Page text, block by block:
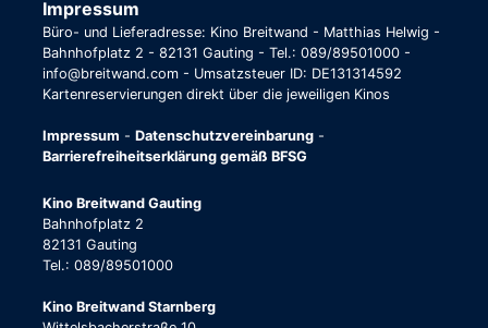
Impressum
Büro- und Lieferadresse: Kino Breitwand - Matthias Helwig -
Bahnhofplatz 2 - 82131 Gauting - Tel.: 089/89501000 -
info@breitwand.com - Umsatzsteuer ID: DE131314592
Kartenreservierungen direkt über die jeweiligen Kinos
Impressum - Datenschutzvereinbarung -
Barrierefreiheitserklärung gemäß BFSG
Kino Breitwand Gauting
Bahnhofplatz 2
82131 Gauting
Tel.: 089/89501000
Kino Breitwand Starnberg